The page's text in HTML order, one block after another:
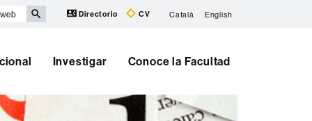
Directorio CV Català English
Investigar Conoce la Facultad